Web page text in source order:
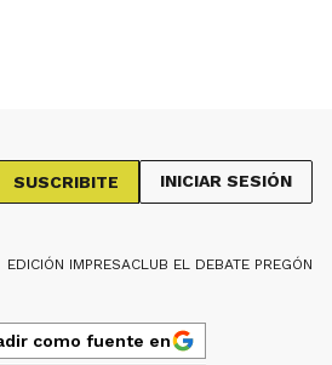
SUSCRIBITE INICIAR SESIÓN
EDICIÓN IMPRESACLUB EL DEBATE PREGÓN
como fuente en